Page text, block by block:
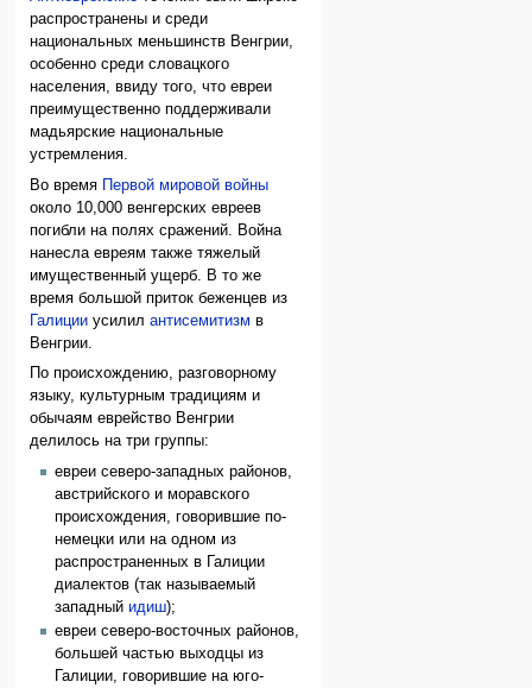
распространены и среди
национальных меньшинств Венгрии,
особенно среди словацкого
населения, ввиду того, что евреи
преимущественно поддерживали
мадьярские национальные
устремления.
Во время Первой мировой войны
около 10,000 венгерских евреев
погибли на полях сражений. Война
нанесла евреям также тяжелый
имущественный ущерб. В то же
время большой приток беженцев из
Галиции усилилантисемитизм в
Венгрии.
По происхождению, разговорному
языку, культурным традициям и
обычаям еврейство Венгрии
делилось на три группы:
евреи северо-западных районов,
австрийского и моравского
происхождения, говорившие по-
немецки или на одном из
распространенных в Галиции
диалектов (так называемый
западный идиш);
евреи северо-восточных районов,
большей частью выходцы из
Галиции, говорившие на юго-